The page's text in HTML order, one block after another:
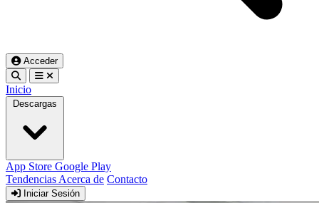
Acceder
Inicio
Descargas
App Store Google Play
Tendencias Acerca de Contacto
Iniciar Sesión